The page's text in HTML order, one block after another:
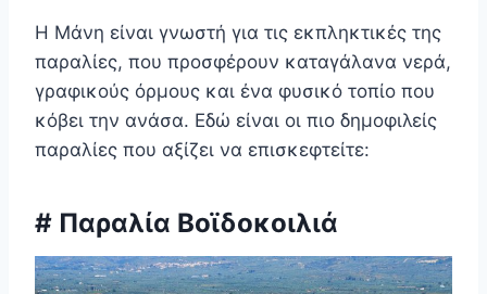
Η Μάνη είναι γνωστή για τις εκπληκτικές της
παραλίες, που προσφέρουν καταγάλανα νερά,
γραφικούς όρμους και ένα φυσικό τοπίο που
κόβει την ανάσα. Εδώ είναι οι πιο δημοφιλείς
παραλίες που αξίζει να επισκεφτείτε:
# Παραλία Βοϊδοκοιλιά